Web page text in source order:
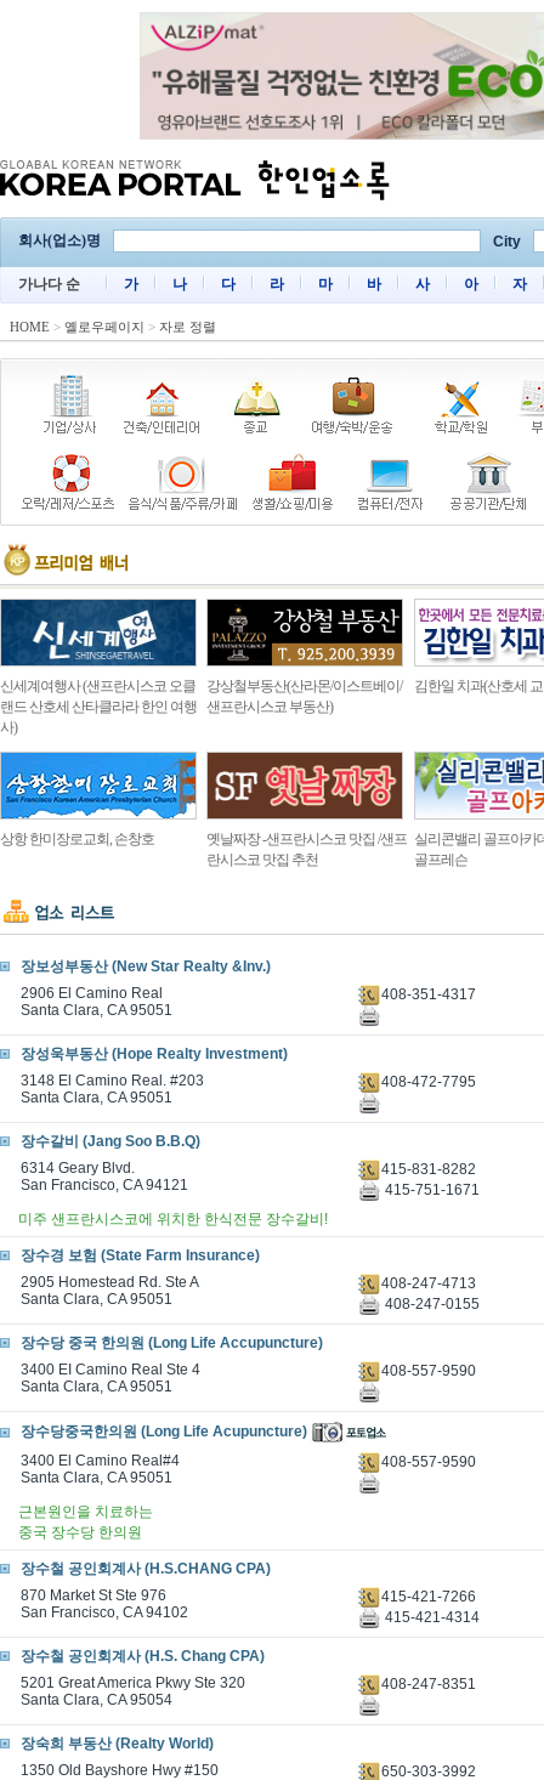
회사(업소)명 City
가나다 순 가 나 다 라 마 바 사 아 자
HOME > 옐로우페이지 > 자로 정렬
신세계여행사 (샌프란시스코 오클
랜드 산호세 산타클라라 한인 여행
사)
강상철부동산(산라몬/이스트베이/
샌프란시스코 부동산)
김한일 치과(산호세
상항 한미장로교회, 손창호
옛날짜장 -샌프란시스코 맛집 /샌프
란시스코 맛집 추천
실리콘밸리 골프아카
골프레슨
장보성부동산 (New Star Realty &Inv.)
2906 El Camino Real
Santa Clara, CA 95051
408-351-4317
장성욱부동산 (Hope Realty Investment)
3148 El Camino Real. #203
Santa Clara, CA 95051
408-472-7795
장수갈비 (Jang Soo B.B.Q)
6314 Geary Blvd.
San Francisco, CA 94121
415-831-8282
415-751-1671
미주 샌프란시스코에 위치한 한식전문 장수갈비!
장수경 보험 (State Farm Insurance)
2905 Homestead Rd. Ste A
Santa Clara, CA 95051
408-247-4713
408-247-0155
장수당 중국 한의원 (Long Life Accupuncture)
3400 EI Camino Real Ste 4
Santa Clara, CA 95051
408-557-9590
장수당중국한의원 (Long Life Acupuncture)
3400 El Camino Real#4
Santa Clara, CA 95051
408-557-9590
근본원인을 치료하는
중국 장수당 한의원
장수철 공인회계사 (H.S.CHANG CPA)
870 Market St Ste 976
San Francisco, CA 94102
415-421-7266
415-421-4314
장수철 공인회계사 (H.S. Chang CPA)
5201 Great America Pkwy Ste 320
Santa Clara, CA 95054
408-247-8351
장숙희 부동산 (Realty World)
1350 Old Bayshore Hwy #150
650-303-3992